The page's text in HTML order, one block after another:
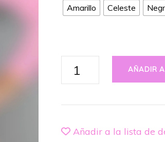
Amarillo Celeste
Jersey
AÑADIR
Añadir a la lista de